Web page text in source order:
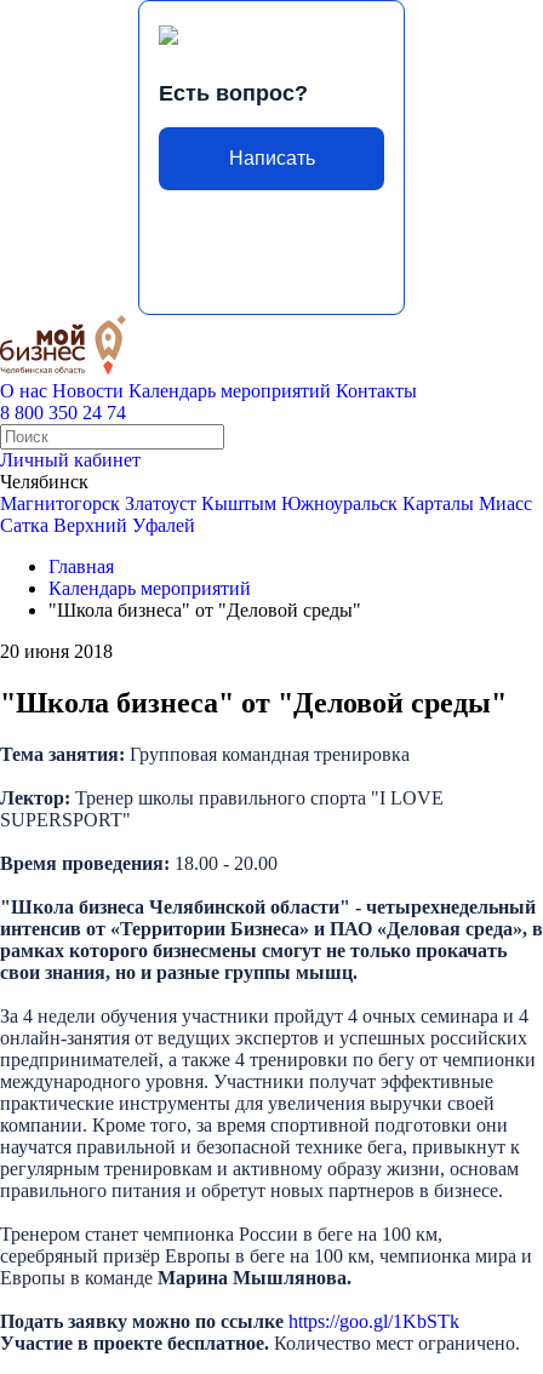
Есть вопрос?
Написать
О нас Новости Календарь мероприятий Контакты
8 800 350 24 74
Личный кабинет
Челябинск
Магнитогорск Златоуст Кыштым Южноуральск Карталы Миасс
Сатка Верхний Уфалей
Главная
Календарь мероприятий
"Школа бизнеса" от "Деловой среды"
20 июня 2018
"Школа бизнеса" от "Деловой среды"
Тема занятия: Групповая командная тренировка
Лектор: Тренер школы правильного спорта "I LOVE
SUPERSPORT"
Время проведения: 18.00 - 20.00
"Школа бизнеса Челябинской области" - четырехнедельный
интенсив от «Территории Бизнеса» и ПАО «Деловая среда», в
рамках которого бизнесмены смогут не только прокачать
свои знания, но и разные группы мышц.
За 4 недели обучения участники пройдут 4 очных семинара и 4
онлайн-занятия от ведущих экспертов и успешных российских
предпринимателей, а также 4 тренировки по бегу от чемпионки
международного уровня. Участники получат эффективные
практические инструменты для увеличения выручки своей
компании. Кроме того, за время спортивной подготовки они
научатся правильной и безопасной технике бега, привыкнут к
регулярным тренировкам и активному образу жизни, основам
правильного питания и обретут новых партнеров в бизнесе.
Тренером станет чемпионка России в беге на 100 км,
серебряный призёр Европы в беге на 100 км, чемпионка мира и
Европы в команде Марина Мышлянова.
Подать заявку можно по ссылке https://goo.gl/1KbSTk
Участие в проекте бесплатное. Количество мест ограничено.